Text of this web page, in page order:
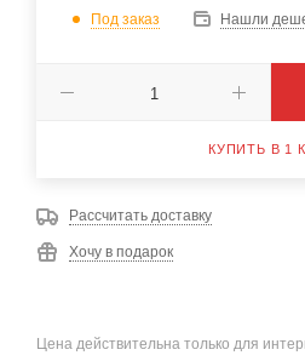
Под заказ Нашли
КУПИТЬ В 1
Рассчитать доставку
Хочу в подарок
Цена действительна только для